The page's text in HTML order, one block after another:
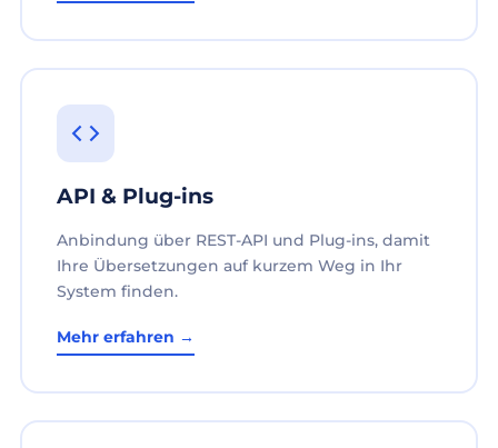
API & Plug-ins
Anbindung über REST-API und Plug-ins, damit
Ihre Übersetzungen auf kurzem Weg in Ihr
System finden.
Mehr erfahren →